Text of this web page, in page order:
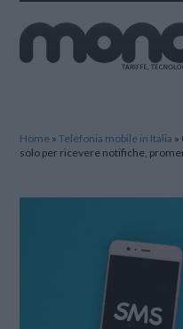
Home »Telefonia mobile in Italia »
solo per ricevere notifiche,